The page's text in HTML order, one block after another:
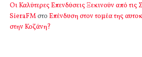
Οι Καλύτερες Επενδύσεις Ξεκινούν από
SieraFMστο Επένδυση στον τομέα της
στην Κοζάνη?